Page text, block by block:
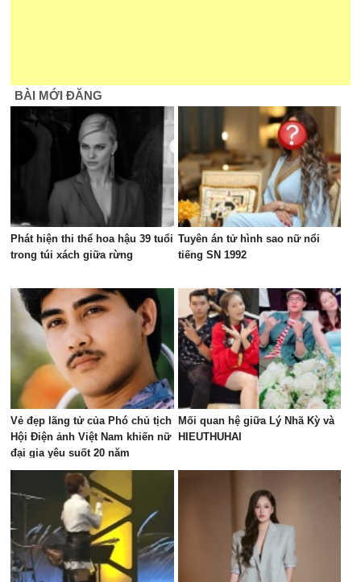
BÀI MỚI ĐĂNG
Phát hiện thi thể hoa hậu 39 tuổi
trong túi xách giữa rừng
Tuyên án tử hình sao nữ nổi
tiếng SN 1992
Vẻ đẹp lãng tử của Phó chủ tịch
Hội Điện ảnh Việt Nam khiến nữ
đại gia yêu suốt 20 năm
Mối quan hệ giữa Lý Nhã Kỳ và
HIEUTHUHAI